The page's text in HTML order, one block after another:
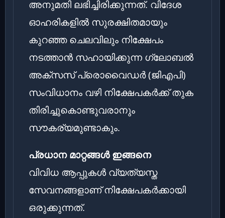
അനുമതി ലഭിച്ചിരിക്കുന്നത്. വിദേശ
ഓഹരികളിൽ സുരക്ഷിതമായും
കുറഞ്ഞ ചെലവിലും നിക്ഷേപം
നടത്താൻ സഹായിക്കുന്ന ഗ്ലോബൽ
അക്സസ് പ്രൊവൈഡർ (ജിഎപി)
സംവിധാനം വഴി നിക്ഷേപകർക്ക് തുക
തിരിച്ചുകൊണ്ടുവരാനും
സൗകര്യമുണ്ടാകും.
പ്രധാന മാറ്റങ്ങൾ ഇങ്ങനെ
വിവിധ ആപ്പുകൾ വ്യത്യസ്ത
സേവനങ്ങളാണ് നിക്ഷേപകർക്കായി
ഒരുക്കുന്നത്.